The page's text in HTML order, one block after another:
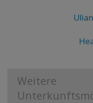
Weitere